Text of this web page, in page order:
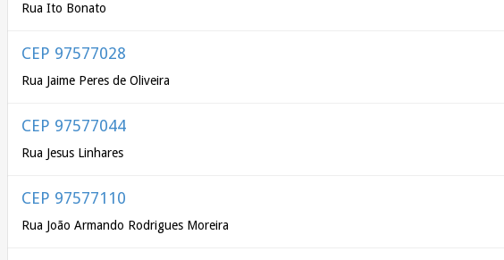
Rua Ito Bonato
CEP 97577028
Rua Jaime Peres de Oliveira
CEP 97577044
Rua Jesus Linhares
CEP 97577110
Rua João Armando Rodrigues Moreira